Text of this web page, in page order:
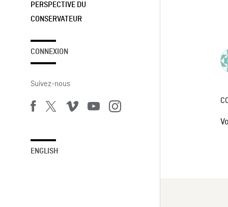
PERSPECTIVE DU
CONSERVATEUR
CONNEXION
Suivez-nous
ENGLISH